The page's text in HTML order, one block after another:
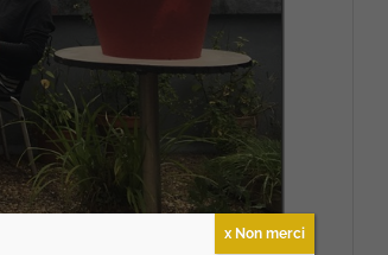
x Non merci